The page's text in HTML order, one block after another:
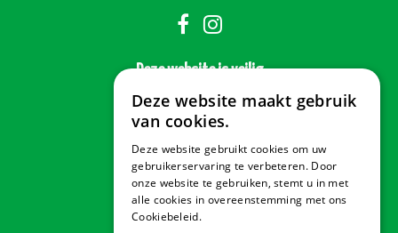
Deze website is veilig
Veilig betalen
Deze website maakt gebruik
van cookies.
Deze website gebruikt cookies om uw
gebruikerservaring te verbeteren. Door
onze website te gebruiken, stemt u in met
alle cookies in overeenstemming met ons
Cookiebeleid.